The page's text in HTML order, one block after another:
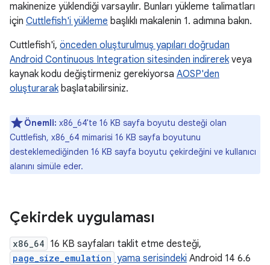
makinenize yüklendiği varsayılır. Bunları yükleme talimatları
için Cuttlefish'i yükleme başlıklı makalenin 1. adımına bakın.
Cuttlefish'i, önceden oluşturulmuş yapıları doğrudan
Android Continuous Integration sitesinden indirerekveya
kaynak kodu değiştirmeniz gerekiyorsa AOSP'den
oluşturarakbaşlatabilirsiniz.
Önemli: x86_64'te 16 KB sayfa boyutu desteği olan
Cuttlefish, x86_64 mimarisi 16 KB sayfa boyutunu
desteklemediğinden 16 KB sayfa boyutu çekirdeğini ve kullanıcı
alanını simüle eder.
Çekirdek uygulaması
x86_64 16 KB sayfaları taklit etme desteği,
page_size_emulation yama serisindeki Android 14 6.6